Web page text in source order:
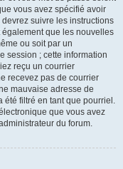
vous avez spécifié avoir
suivre les instructions
que les nouvelles
ou soit par un
session ; cette information
reçu un courrier
recevez pas de courrier
mauvaise adresse de
été filtré en tant que pourriel.
que vous avez
du forum.